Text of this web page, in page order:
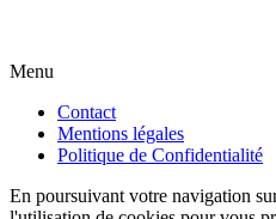
Menu
Contact
Mentions légales
Politique de Confidentialité
En poursuivant votre navigation